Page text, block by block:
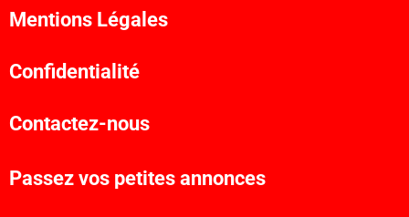
Mentions Légales
Confidentialité
Contactez-nous
Passez vos petites annonces